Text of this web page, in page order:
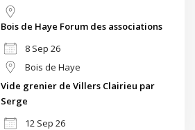
Bois de Haye Forum des associations
8 Sep 26
Bois de Haye
Vide grenier de Villers Clairieu par
Serge
12 Sep 26